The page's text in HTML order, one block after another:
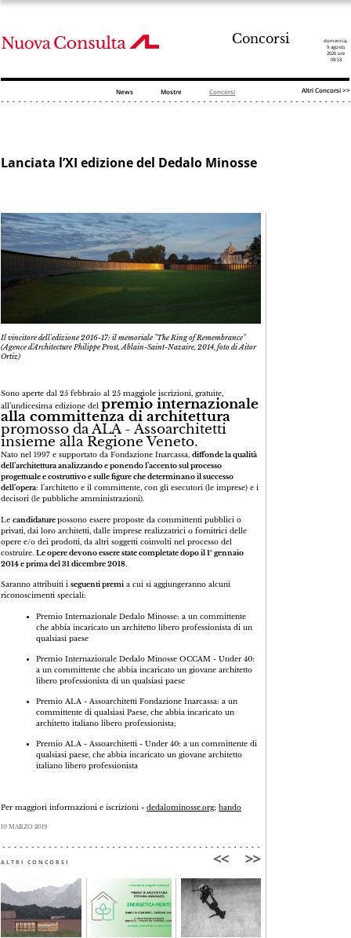
Concorsi
domenica,
9 agosto
2026 ore
09:53
News Mostre Concorsi Altri Concorsi >>
Lanciata l’XI edizione del Dedalo Minosse
Il vincitore dell'edizione 2016-17: il memoriale "The Ring of Remembrance"
(Agence d’Architecture Philippe Prost, Ablain-Saint-Nazaire, 2014, foto di Aitor
Ortiz)
Sono aperte dal 25 febbraio al 25 maggiole iscrizioni, gratuite,
all’undicesima edizione del premio internazionale
alla committenza di architettura
promosso da ALA - Assoarchitetti
insieme alla Regione Veneto.
Nato nel 1997 e supportato da Fondazione Inarcassa,diffonde la qualità
dell’architettura analizzando e ponendo l’accento sul processo
progettuale e costruttivo e sulle figure che determinano il successo
dell’opera: l'architetto e il committente, con gli esecutori (le imprese) e i
decisori (le pubbliche amministrazioni).
Lecandidaturepossono essere proposte da committenti pubblici o
privati, dai loro architetti, dalle imprese realizzatrici o fornitrici delle
opere e/o dei prodotti, da altri soggetti coinvolti nel processo del
costruire.Le opere devono essere state completate dopo il 1° gennaio
2014 e prima del 31 dicembre 2018
Saranno attribuiti iseguenti premi a cui si aggiungeranno alcuni
riconoscimenti speciali:
Premio Internazionale Dedalo Minosse: a un committente
che abbia incaricato un architetto libero professionista di un
qualsiasi paese
Premio Internazionale Dedalo Minosse OCCAM - Under 40:
a un committente che abbia incaricato un giovane architetto
libero professionista di un qualsiasi paese
Premio ALA - Assoarchitetti Fondazione Inarcassa: a un
committente di qualsiasi Paese, che abbia incaricato un
architetto italiano libero professionista;
Premio ALA - Assoarchitetti - Under 40: a un committente di
qualsiasi paese, che abbia incaricato un giovane architetto
italiano libero professionista
Per maggiori informazioni e iscrizioni »dedalominosse.org; bando
10 MARZO 2019
ALTRI CONCORSI